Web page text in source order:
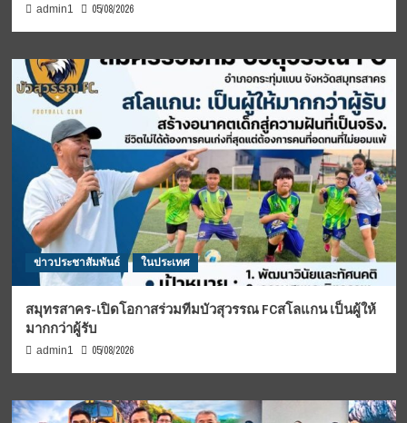
admin1 05/08/2026
ข่าวประชาสัมพันธ์ ในประเทศ
สมุทรสาคร-เปิดโอกาสร่วมทีมบัวสุวรรณ FCสโลแกน เป็นผู้ให้
มากกว่าผู้รับ
admin1 05/08/2026